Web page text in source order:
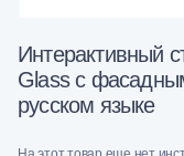
Интерактивный
Glass с
русском языке